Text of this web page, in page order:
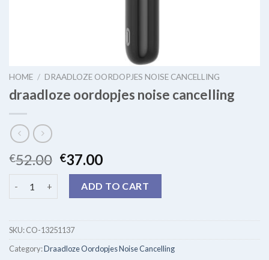
HOME / DRAADLOZE OORDOPJES NOISE CANCELLING
draadloze oordopjes noise cancelling
€52.00 €37.00
draadloze oordopjes noise cancelling quantity
ADD TO CART
SKU:CO-13251137
Category:Draadloze Oordopjes Noise Cancelling